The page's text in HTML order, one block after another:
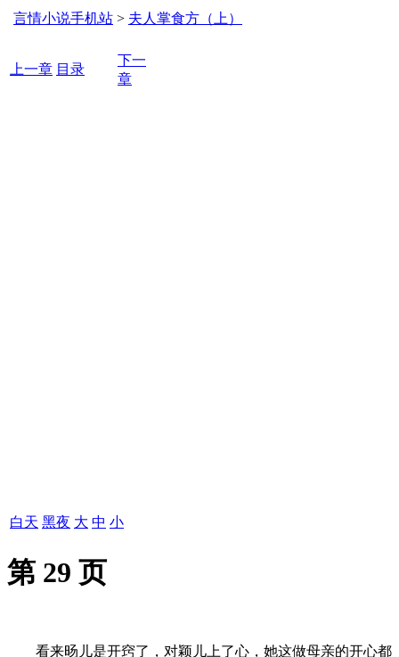
言情小说手机站 > 夫人掌食方（上）
上一章 目录
下一
章
白天 黑夜 大 中 小
第 29 页
看来旸儿是开窍了，对颖儿上了心，她这做母亲的开心都